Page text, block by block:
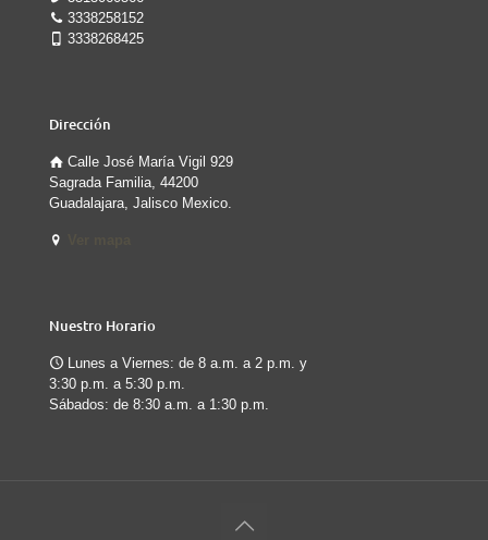
3338258152
3338268425
Dirección
Calle José María Vigil 929
Sagrada Familia, 44200
Guadalajara, Jalisco Mexico.
Nuestro Horario
Lunes a Viernes: de 8 a.m. a 2 p.m. y
3:30 p.m. a 5:30 p.m.
Sábados: de 8:30 a.m. a 1:30 p.m.